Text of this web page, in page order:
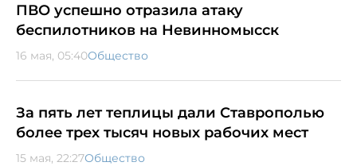
ПВО успешно отразила атаку
беспилотников на Невинномысск
16 мая, 05:40Общество
За пять лет теплицы дали Ставрополью
более трех тысяч новых рабочих мест
15 мая, 22:27Общество